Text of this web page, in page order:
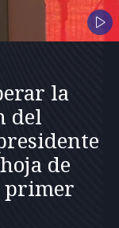
la
del
de
primer